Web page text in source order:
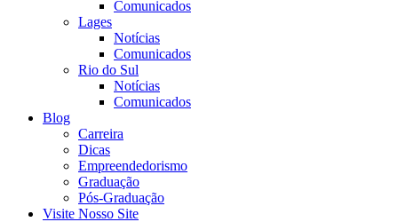
Comunicados
Lages
Notícias
Comunicados
Rio do Sul
Notícias
Comunicados
Blog
Carreira
Dicas
Empreendedorismo
Graduação
Pós-Graduação
Visite Nosso Site